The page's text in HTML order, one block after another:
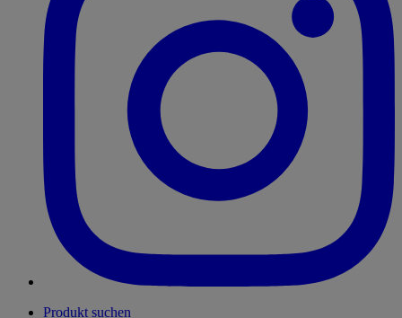
Produkt suchen